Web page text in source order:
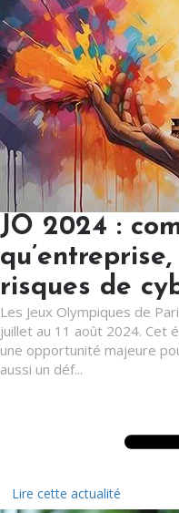
JO 2024 :
risques de
Les Jeux Olympiques de
juillet au 11 août 2024. Cet
une opportunité majeure
aussi un déf...
Lire cette actualité